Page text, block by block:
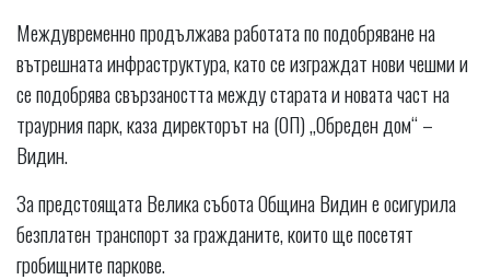
Междувременно продължава работата по подобряване на
вътрешната инфраструктура, като се изграждат нови чешми и
се подобрява свързаността между старата и новата част на
траурния парк, каза директорът на (ОП) ,,Обреден дом‘‘ –
Видин.
За предстоящата Велика събота Община Видин е осигурила
безплатен транспорт за гражданите, които ще посетят
гробищните паркове.